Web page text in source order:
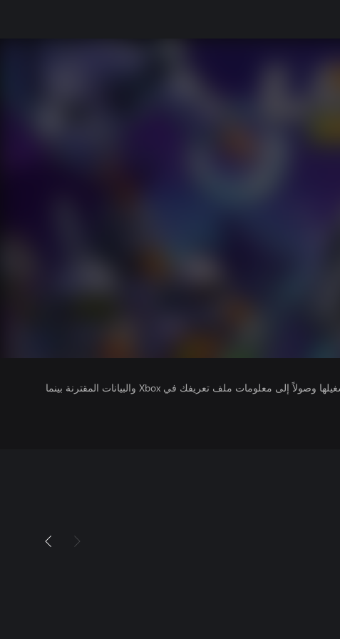
يتلقى ناشرو الألعاب التي تقوم بتشغيلها وصولاً إلى معلومات ملف تعريفك في Xbox والبيانات المقترنة بينما